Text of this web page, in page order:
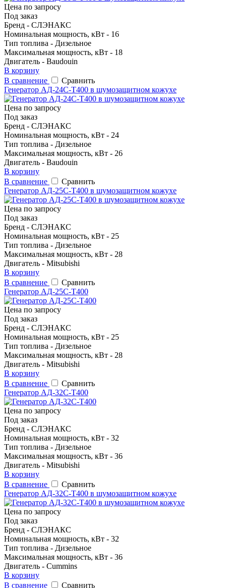
Цена по запросу
Под заказ
Бренд - CЛЭНАКС
Номинальная мощность, кВт - 16
Тип топлива - Дизельное
Максимальная мощность, кВт - 18
Двигатель - Baudouin
В корзину
В сравнение
Сравнить
Генератор АД-24С-Т400 в шумозащитном кожухе
Цена по запросу
Под заказ
Бренд - CЛЭНАКС
Номинальная мощность, кВт - 24
Тип топлива - Дизельное
Максимальная мощность, кВт - 26
Двигатель - Baudouin
В корзину
В сравнение
Сравнить
Генератор АД-25С-Т400 в шумозащитном кожухе
Цена по запросу
Под заказ
Бренд - CЛЭНАКС
Номинальная мощность, кВт - 25
Тип топлива - Дизельное
Максимальная мощность, кВт - 28
Двигатель - Mitsubishi
В корзину
В сравнение
Сравнить
Генератор АД-25С-Т400
Цена по запросу
Под заказ
Бренд - CЛЭНАКС
Номинальная мощность, кВт - 25
Тип топлива - Дизельное
Максимальная мощность, кВт - 28
Двигатель - Mitsubishi
В корзину
В сравнение
Сравнить
Генератор АД-32С-Т400
Цена по запросу
Под заказ
Бренд - CЛЭНАКС
Номинальная мощность, кВт - 32
Тип топлива - Дизельное
Максимальная мощность, кВт - 36
Двигатель - Mitsubishi
В корзину
В сравнение
Сравнить
Генератор АД-32С-Т400 в шумозащитном кожухе
Цена по запросу
Под заказ
Бренд - CЛЭНАКС
Номинальная мощность, кВт - 32
Тип топлива - Дизельное
Максимальная мощность, кВт - 36
Двигатель - Cummins
В корзину
В сравнение
Сравнить